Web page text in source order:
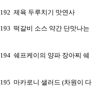
192 제육 두루치기 맛연사
193 떡갈비 소스 약간 단맛나는
194 쉐프케이의 양파 장아찌 쉐
195 마카로니 샐러드 (차원이 다